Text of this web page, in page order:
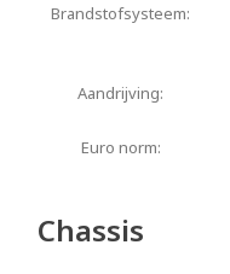
Brandstofsysteem:
Aandrijving:
Euro norm:
Chassis